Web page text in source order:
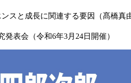
スと成長に関連する要因（髙橋真
表会（令和6年3月24日開催）